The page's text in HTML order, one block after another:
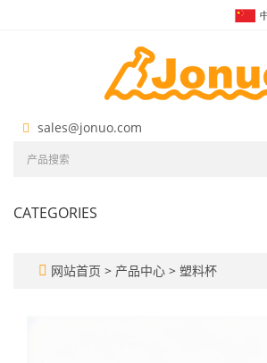
sales@jonuo.com
CATEGORIES
网站首页 > 产品中心 > 塑料杯